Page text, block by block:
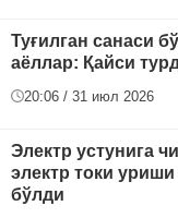
Туғилган санаси
аёллар: Қайси
20:06 / 31 июл 2026
Электр устунига
электр токи
бўлди